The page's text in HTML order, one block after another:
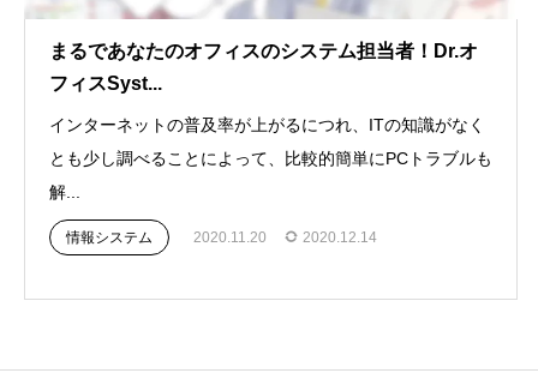
まるであなたのオフィスのシステム担当者！Dr.オ
フィスSyst...
インターネットの普及率が上がるにつれ、ITの知識がなく
とも少し調べることによって、比較的簡単にPCトラブルも
解...
情報システム 2020.11.20 2020.12.14